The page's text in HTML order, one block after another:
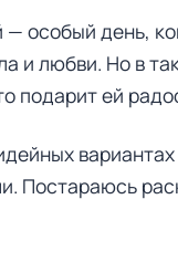
особый день,
и любви. Но в
подарит ей
Постараюсь